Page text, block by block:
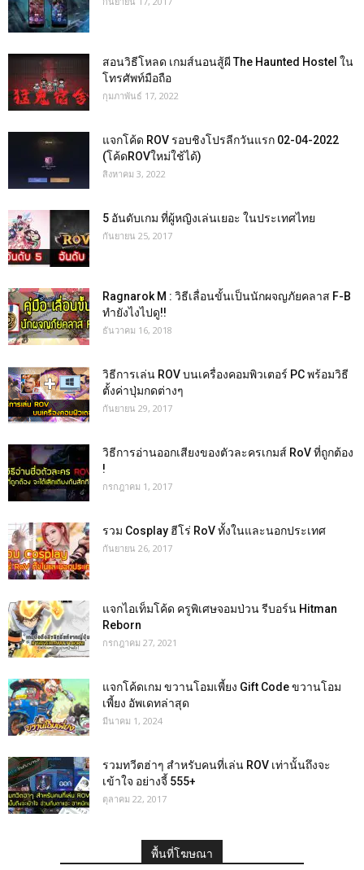
สอนวิธีโหลด เกมส์นอนสู้ผี The Haunted Hostel ใน
โทรศัพท์มือถือ
กุมภาพันธ์ 17, 2022
แจกโค้ด ROV รอบชิงโปรลีกวันแรก 02-04-2022
(โค้ดROVใหม่ใช้ได้)
สิงหาคม 3, 2022
5 อันดับเกม ที่ผู้หญิงเล่นเยอะ ในประเทศไทย
กันยายน 25, 2017
Ragnarok M : วิธีเลื่อนขั้นเป็นนักผจญภัยคลาส F-B
ทำยังไงไปดู!!
ธันวาคม 16, 2018
วิธีการเล่น ROV บนเครื่องคอมพิวเตอร์ PC พร้อมวิธี
ตั้งค่าปุ่มกดต่างๆ
กันยายน 29, 2017
วิธีการอ่านออกเสียงของตัวละครเกมส์ RoV ที่ถูกต้อง
!
กรกฎาคม 1, 2017
รวม Cosplay ฮีโร่ RoV ทั้งในและนอกประเทศ
กันยายน 26, 2017
แจกไอเท็มโค้ด ครูพิเศษจอมป่วน รีบอร์น Hitman
Reborn
กรกฎาคม 27, 2021
แจกโค้ดเกม ขวานโอมเพี้ยง Gift Code ขวานโอม
เพี้ยง อัพเดทล่าสุด
มีนาคม 1, 2024
รวมทวีตฮ่าๆ สำหรับคนที่เล่น ROV เท่านั้นถึงจะ
เข้าใจ อย่างจี้ 555+
ตุลาคม 22, 2017
พื้นที่โฆษณา